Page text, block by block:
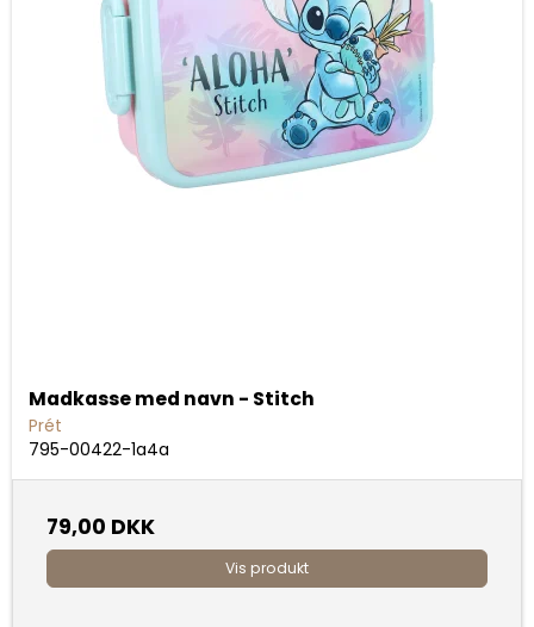
Madkasse med navn - Stitch
Prét
795-00422-1a4a
79,00 DKK
Vis produkt